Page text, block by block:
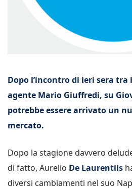
Dopo l’incontro di ieri sera
agente Mario Giuffredi, su
potrebbe essere arrivato un
mercato.
Dopo la stagione davvero
di fatto, Aurelio De Laurentiis
diversi cambiamenti nel suo